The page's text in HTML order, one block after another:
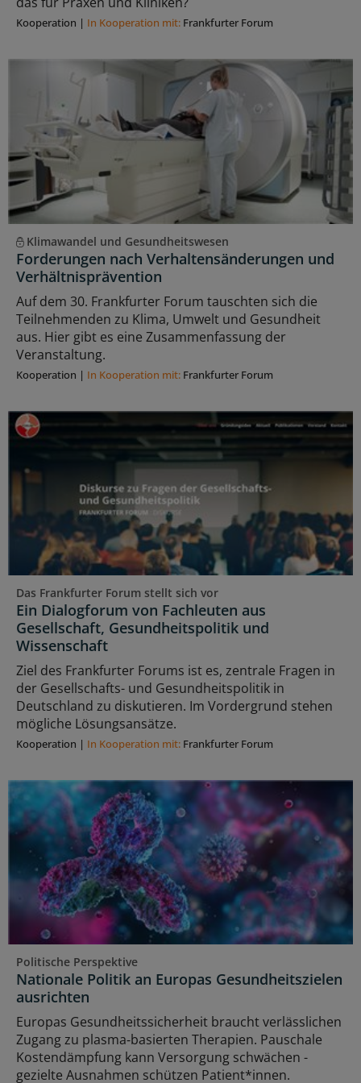
Kooperation | In Kooperation mit: Frankfurter Forum
Klimawandel und Gesundheitswesen
Forderungen nach Verhaltensänderungen und
Verhältnisprävention
Auf dem 30. Frankfurter Forum tauschten sich die
Teilnehmenden zu Klima, Umwelt und Gesundheit
aus. Hier gibt es eine Zusammenfassung der
Veranstaltung.
Kooperation | In Kooperation mit: Frankfurter Forum
Das Frankfurter Forum stellt sich vor
Ein Dialogforum von Fachleuten aus
Gesellschaft, Gesundheitspolitik und
Wissenschaft
Ziel des Frankfurter Forums ist es, zentrale Fragen in
der Gesellschafts- und Gesundheitspolitik in
Deutschland zu diskutieren. Im Vordergrund stehen
mögliche Lösungsansätze.
Kooperation | In Kooperation mit: Frankfurter Forum
Politische Perspektive
Nationale Politik an Europas Gesundheitszielen
ausrichten
Europas Gesundheitssicherheit braucht verlässlichen
Zugang zu plasma‑basierten Therapien. Pauschale
Kostendämpfung kann Versorgung schwächen -
gezielte Ausnahmen schützen Patient*innen.